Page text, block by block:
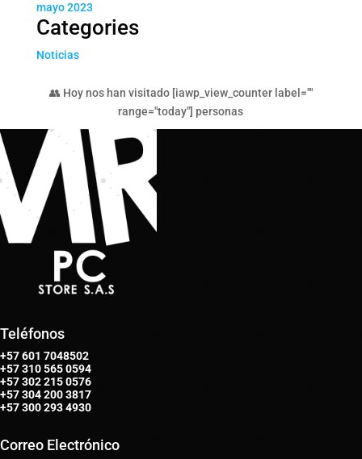
mayo 2023
Categories
Noticias
👥 Hoy nos han visitado [iawp_view_counter label=""
range="today"] personas
Teléfonos
+57 601 7048502
+57310 565 0594
+57302 215 0576
+57304 200 3817
+57300 293 4930
Correo Electrónico